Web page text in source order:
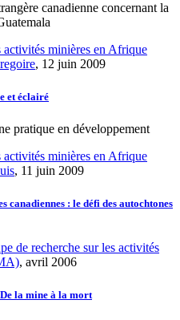
canadienne concernant la
activités minières en Afrique
, 12 juin 2009
et éclairé
pratique en développement
activités minières en Afrique
, 11 juin 2009
canadiennes : le défi des autochtones
de recherche sur les activités
, avril 2006
la mine à la mort